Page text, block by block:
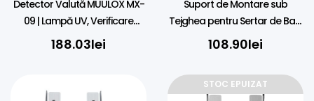
Detector Valută MUULOX MX-
09 | Lampă UV, Verificare
Bancnote
188.03lei
Suport de Montare sub
Tejghea pentru Sertar de Bani
Universal
108.90lei
STOC EPUIZAT